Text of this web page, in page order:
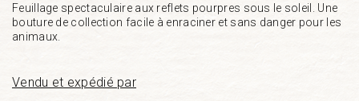
Feuillage spectaculaire aux reflets pourpres sous le soleil. Une
bouture de collection facile à enraciner et sans danger pour les
animaux.
Vendu et expédié par